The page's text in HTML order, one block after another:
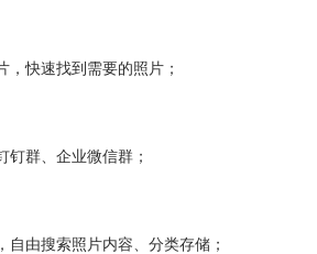
，快速找到需要的照片；
钉群、企业微信群；
自由搜索照片内容、分类存储；